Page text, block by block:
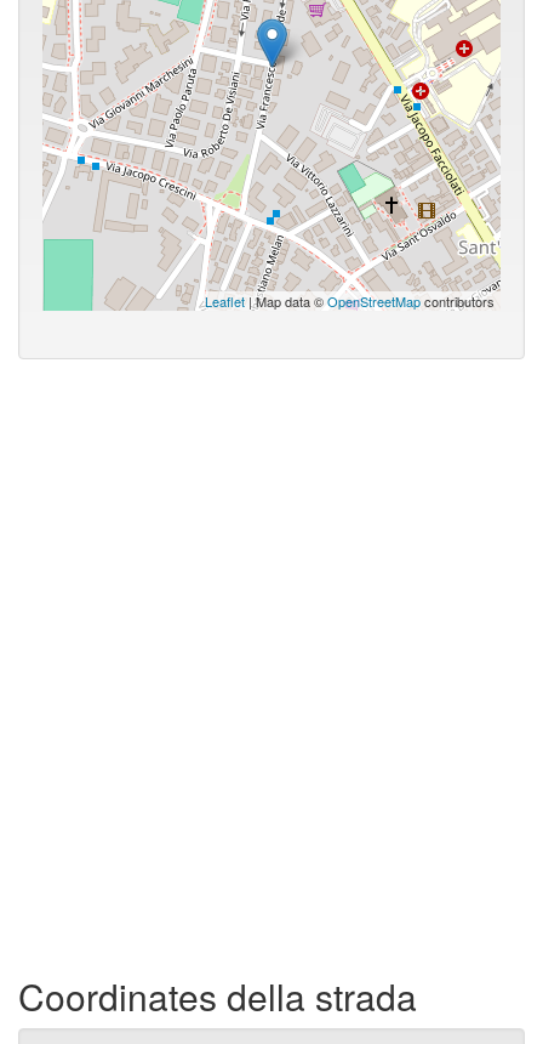
Leaflet | Map data ©OpenStreetMapcontributors
Coordinates della strada